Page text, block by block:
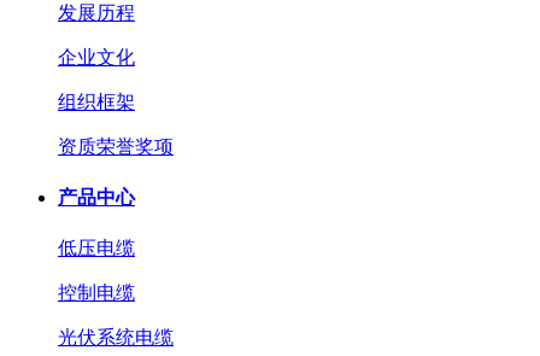
发展历程
企业文化
组织框架
资质荣誉奖项
产品中心
低压电缆
控制电缆
光伏系统电缆